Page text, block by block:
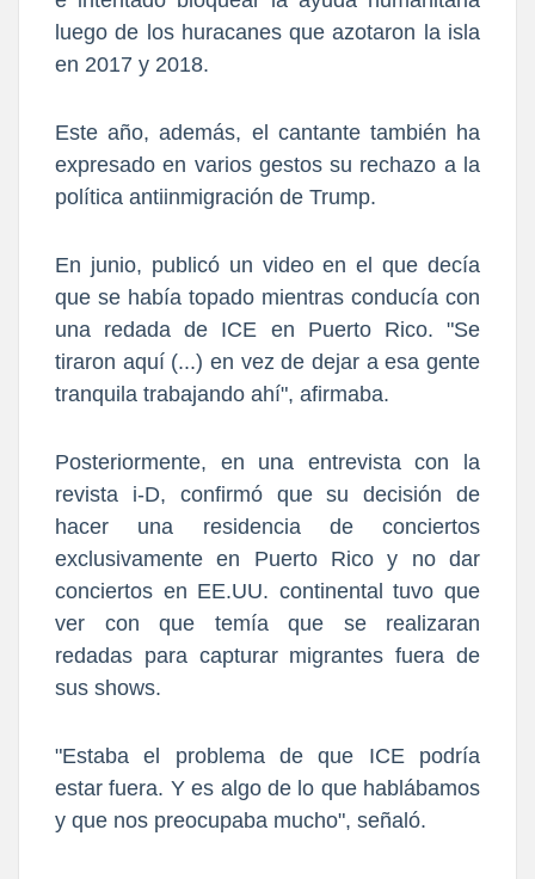
luego de los huracanes que azotaron la isla
en 2017 y 2018.
Este año, además, el cantante también ha
expresado en varios gestos su rechazo a la
política antiinmigración de Trump.
En junio, publicó un video en el que decía
que se había topado mientras conducía con
una redada de ICE en Puerto Rico. "Se
tiraron aquí (...) en vez de dejar a esa gente
tranquila trabajando ahí", afirmaba.
Posteriormente, en una entrevista con la
revista i-D, confirmó que su decisión de
hacer una residencia de conciertos
exclusivamente en Puerto Rico y no dar
conciertos en EE.UU. continental tuvo que
ver con que temía que se realizaran
redadas para capturar migrantes fuera de
sus shows.
"Estaba el problema de que ICE podría
estar fuera. Y es algo de lo que hablábamos
y que nos preocupaba mucho", señaló.